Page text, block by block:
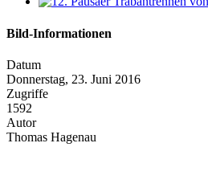
Bild-Informationen
Datum
Donnerstag, 23. Juni 2016
Zugriffe
1592
Autor
Thomas Hagenau